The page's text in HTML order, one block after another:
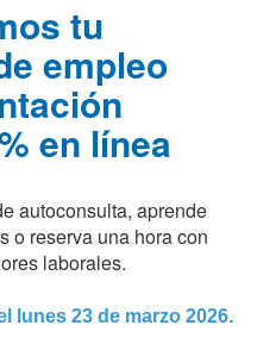
tu
empleo
en línea
autoconsulta, aprende
o reserva una hora con
laborales.
lunes 23 de marzo 2026.